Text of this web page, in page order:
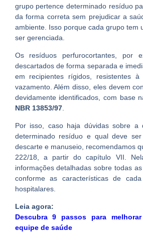
grupo pertence determinado resíduo
da forma correta sem prejudicar a
ambiente. Isso porque cada grupo tem
ser gerenciada.
Os resíduos perfurocortantes, por
descartados de forma separada e
em recipientes rígidos, resistentes
vazamento. Além disso, eles devem
devidamente identificados, com base
NBR 13853/97.
Por isso, caso haja dúvidas sobre a
determinado resíduo e qual deve
descarte e manuseio, recomendamos
222/18, a partir do capítulo VII.
informações detalhadas sobre todas
conforme as características de
hospitalares.
Leia agora:
Descubra 9 passos para
equipe de saúde